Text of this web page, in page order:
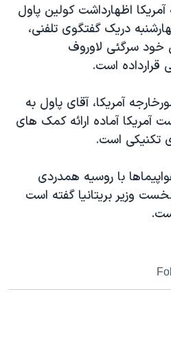
صلح
«سی‌پک»
اظهارداشت کولين پاول
دريک گفتگوی تلفنی،
سرگئی لاوروف
آمريکا، آقای پاول به
آماده ارائه کمک های
تکنيکی است.
با روسيه همدردی
وزير بريتانيا گفته است